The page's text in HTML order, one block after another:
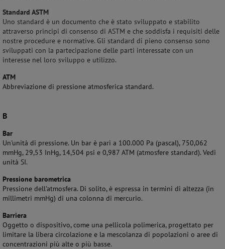
Standard ASTM
Uno standard è un documento che è stato sviluppato e stabilito
attraverso principi di consenso di ASTM e che soddisfa i requisiti delle
nostre procedure e normative. Gli standard di pieno consenso sono
sviluppati con la partecipazione delle parti interessate con un
interesse nel loro sviluppo e utilizzo.
ATM
Abbreviazione di pressione atmosferica standard.
B
Bar
Un'unità di pressione. Un bar è pari a 100.000 Pa (pascal), 750,062
mmHg, 29,53 InHg, 14,504 psi e 0,987 ATM (atmosfere standard). Vedi
unità SI.
Pressione barometrica
Pressione dell'atmosfera. Di solito, è espressa in termini di altezza (in
millimetri mmHg) di una colonna di mercurio.
Barriera
Oggetto o dispositivo, come una pellicola polimerica, progettato per
limitare la libera circolazione e la mescolanza di popolazioni o aree di
concentrazioni più alte o più basse.